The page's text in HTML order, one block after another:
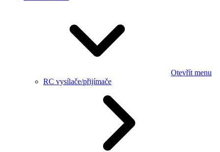
Otevřít menu
RC vysílače/přijímače